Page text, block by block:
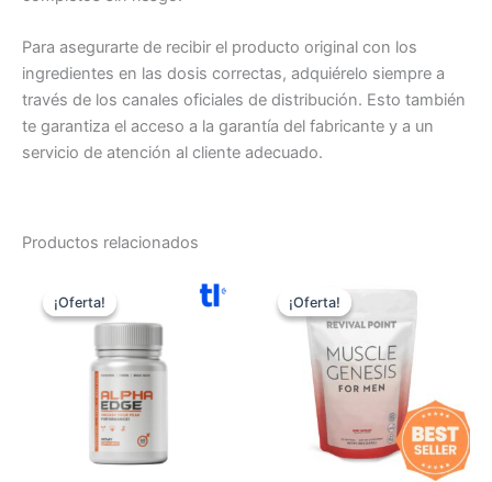
Para asegurarte de recibir el producto original con los
ingredientes en las dosis correctas, adquiérelo siempre a
través de los canales oficiales de distribución. Esto también
te garantiza el acceso a la garantía del fabricante y a un
servicio de atención al cliente adecuado.
Productos relacionados
¡Oferta!
¡Oferta! ¡Oferta!
¡Oferta!